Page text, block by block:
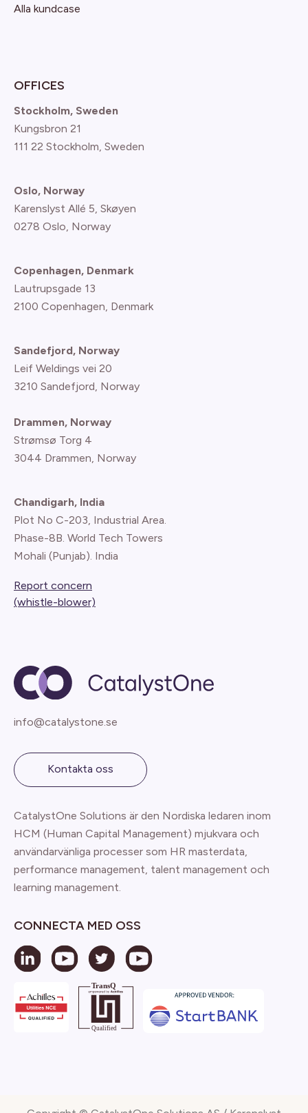
Alla kundcase
OFFICES
Stockholm, Sweden
Kungsbron 21
111 22 Stockholm, Sweden
Oslo, Norway
Karenslyst Allé 5, Skøyen
0278 Oslo, Norway
Copenhagen, Denmark
Lautrupsgade 13
2100 Copenhagen, Denmark
Sandefjord, Norway
Leif Weldings vei 20
3210 Sandefjord, Norway
Drammen, Norway
Strømsø Torg 4
3044 Drammen, Norway
Chandigarh, India
Plot No C-203, Industrial Area.
Phase-8B. World Tech Towers
Mohali (Punjab). India
Report concern
(whistle-blower)
info@catalystone.se
Kontakta oss
CatalystOne Solutions är den Nordiska ledaren inom
HCM (Human Capital Management) mjukvara och
användarvänliga processer som HR masterdata,
performance management, talent management och
learning management.
CONNECTA MED OSS